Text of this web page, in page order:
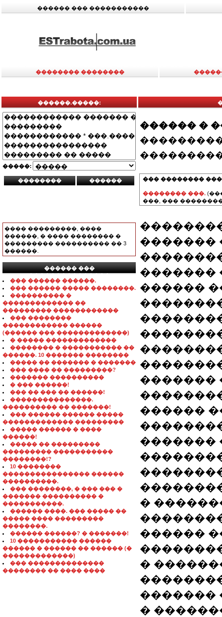
������ ��� �����������
�������� ��������
������.�����:
�����:
���� ���������, ����
������, � ���� �������� �
��������� ���������� �� 3
������.
������ ���
���������������
��� ������ ������.
��� ������ ����� ��������.
���������� �
������������� ��
��������� ������������
��� ��������
������������ ������
(������ ��� �������������)
� ����� �������������
�������� � ����������� ��
������. 10 ������� ��������
����� �� ������� � �������
��� ���� �� ���������?
������� ����������
� ��� ������!
��� �� ��� �� ������!
���������������.
���������� �� �������!
��� ������ ������ �����
������������� ���������
����� ������ � ����
������!
����� �� ���������
��������� �����������
��������!?
10 ��������
���������������� ������
����������.
��� ��������, � ��� ��� �
������� ���������� �
�����������.
������ ����. ��� ����� ��
����� ���� ���������
��������.
������ ������? � �������!
10 ����������� ������
������ � ������ �� ������ (�
�������������)
��� ��������������
�������� �� ���� ����
������ �
��� ��������
�������� ���.
���, ���
�������
�������
������
�������
������
�������
�
������
�
�������
�